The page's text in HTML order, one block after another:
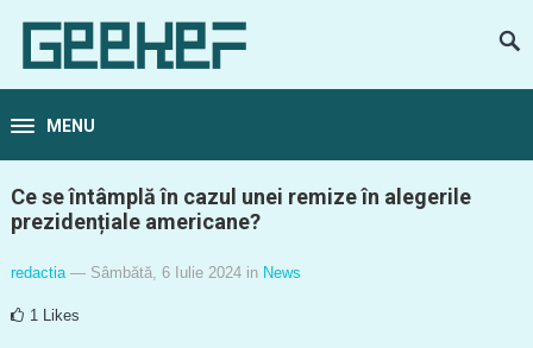
MENU
Ce se întâmplă în cazul unei remize în alegerile
prezidențiale americane?
redactia — Sâmbătă, 6 Iulie 2024 in News
1 Likes